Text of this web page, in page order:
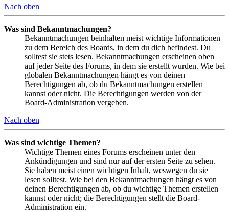
Nach oben
Was sind Bekanntmachungen?
Bekanntmachungen beinhalten meist wichtige Informationen
zu dem Bereich des Boards, in dem du dich befindest. Du
solltest sie stets lesen. Bekanntmachungen erscheinen oben
auf jeder Seite des Forums, in dem sie erstellt wurden. Wie bei
globalen Bekanntmachungen hängt es von deinen
Berechtigungen ab, ob du Bekanntmachungen erstellen
kannst oder nicht. Die Berechtigungen werden von der
Board-Administration vergeben.
Nach oben
Was sind wichtige Themen?
Wichtige Themen eines Forums erscheinen unter den
Ankündigungen und sind nur auf der ersten Seite zu sehen.
Sie haben meist einen wichtigen Inhalt, weswegen du sie
lesen solltest. Wie bei den Bekanntmachungen hängt es von
deinen Berechtigungen ab, ob du wichtige Themen erstellen
kannst oder nicht; die Berechtigungen stellt die Board-
Administration ein.